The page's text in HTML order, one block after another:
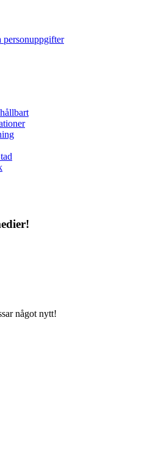
personuppgifter
något nytt!